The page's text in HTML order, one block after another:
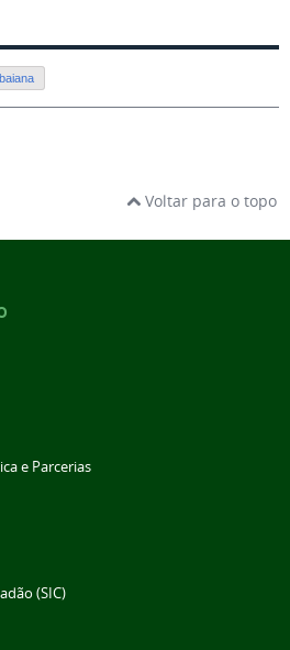
Voltar para o topo
e Parcerias
(SIC)